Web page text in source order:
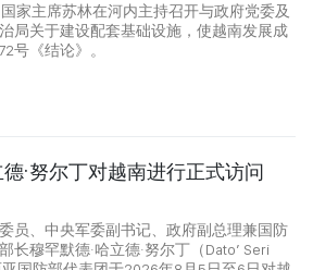
家主席苏林在河内主持召开与政府党委及
局关于建设配套基础设施，使越南发展成
号《结论》。
·努尔丁对越南进行正式访问
员、中央军委副书记、政府副总理兼国防
穆罕默德·哈立德·努尔丁（Dato’ Seri